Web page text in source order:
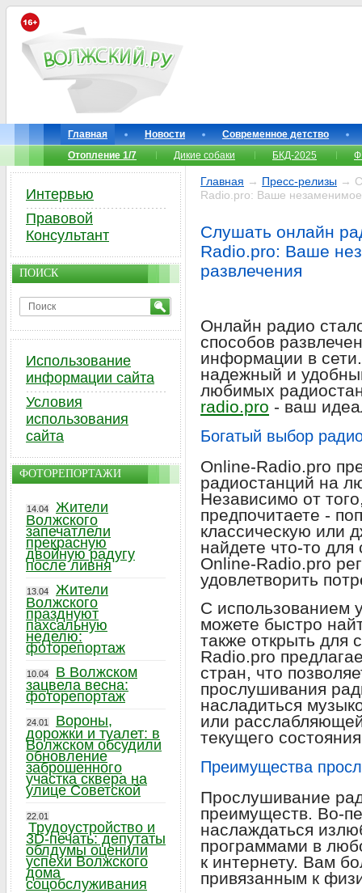
Главная Новости
Современное детство
Отопление 1/7
Дикие собаки БКД-2025
Главная → Пресс-релизы →
Radio.pro: Ваше незаменимое
Слушать онлайн
Radio.pro: Ваше
развлечения
Онлайн радио
способов
информации в
надежный и
любимых
radio.pro - ваш
Богатый выбор
Online-Radio.pro
радиостанций на
Независимо от
предпочитаете -
классическую или
найдете что-то
Online-Radio.pro
удовлетворить
С использованием
можете быстро
также открыть для
Radio.pro
стран, что
прослушивания
насладиться
или
текущего
Преимущества
Прослушивание
преимуществ. Во-
наслаждаться
программами в
к интернету. Вам
привязанным к
Интервью
Правовой
Консультант
ПОИСК
Использование
информации сайта
Условия
использования
сайта
ФОТОРЕПОРТАЖИ
14.04
Жители
Волжского
запечатлели
прекрасную
двойную радугу
после ливня
13.04
Жители
Волжского
празднуют
пахсальную
неделю:
фоторепортаж
10.04
В Волжском
зацвела весна:
фоторепортаж
24.01
Вороны,
дорожки и туалет: в
Волжском обсудили
обновление
заброшенного
участка сквера на
улице Советской
22.01
Трудоустройство и
3D-печать: депутаты
облдумы оценили
успехи Волжского
дома
соцобслуживания